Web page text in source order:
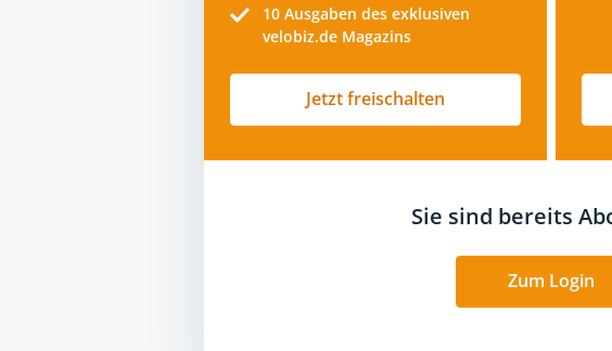
10 Ausgaben des exklusiven
velobiz.de Magazins
Jetzt freischalten
Sie sind bereits
Zum Login